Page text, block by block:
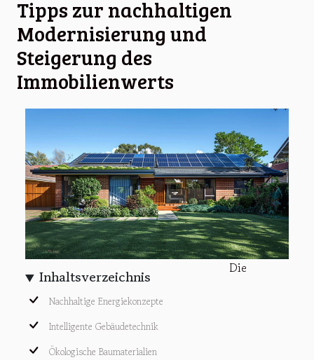
Tipps zur nachhaltigen
Modernisierung und
Steigerung des
Immobilienwerts
Inhaltsverzeichnis
Nachhaltige Energiekonzepte
Intelligente Gebäudetechnik
Ökologische Baumaterialien
Die